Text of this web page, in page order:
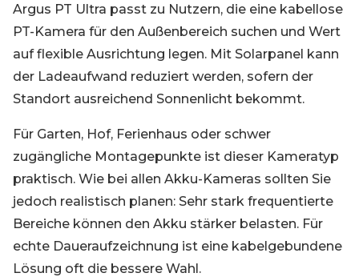
Argus PT Ultra passt zu Nutzern, die eine kabellose
PT-Kamera für den Außenbereich suchen und Wert
auf flexible Ausrichtung legen. Mit Solarpanel kann
der Ladeaufwand reduziert werden, sofern der
Standort ausreichend Sonnenlicht bekommt.
Für Garten, Hof, Ferienhaus oder schwer
zugängliche Montagepunkte ist dieser Kameratyp
praktisch. Wie bei allen Akku-Kameras sollten Sie
jedoch realistisch planen: Sehr stark frequentierte
Bereiche können den Akku stärker belasten. Für
echte Daueraufzeichnung ist eine kabelgebundene
Lösung oft die bessere Wahl.